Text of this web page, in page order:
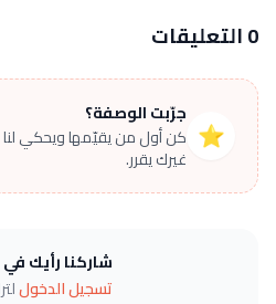
0 التعليقات
⭐
جرّبت الوصفة؟
كن أول من يقيّمها ويحكي
غيرك يقرر.
شاركنا رأيك
تسجيل الدخول